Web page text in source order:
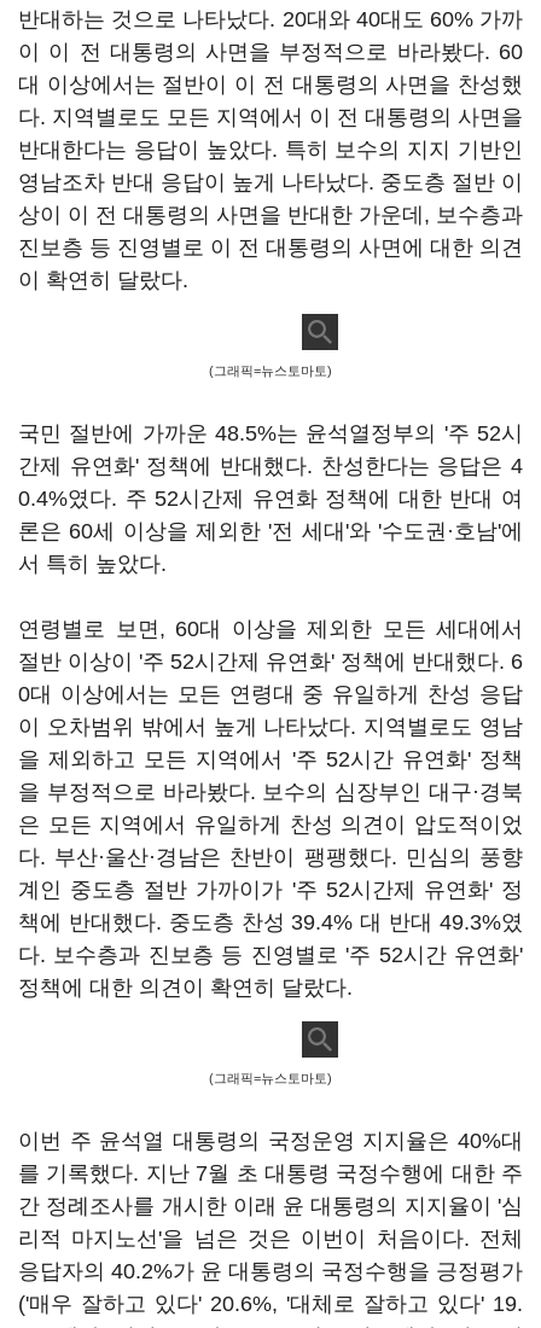
반대하는 것으로 나타났다. 20대와 40대도 60% 가까
이 이 전 대통령의 사면을 부정적으로 바라봤다. 60
대 이상에서는 절반이 이 전 대통령의 사면을 찬성했
다. 지역별로도 모든 지역에서 이 전 대통령의 사면을
반대한다는 응답이 높았다. 특히 보수의 지지 기반인
영남조차 반대 응답이 높게 나타났다. 중도층 절반 이
상이 이 전 대통령의 사면을 반대한 가운데, 보수층과
진보층 등 진영별로 이 전 대통령의 사면에 대한 의견
이 확연히 달랐다.
(그래픽=뉴스토마토)
국민 절반에 가까운 48.5%는 윤석열정부의 '주 52시
간제 유연화' 정책에 반대했다. 찬성한다는 응답은 4
0.4%였다. 주 52시간제 유연화 정책에 대한 반대 여
론은 60세 이상을 제외한 '전 세대'와 '수도권·호남'에
서 특히 높았다.
연령별로 보면, 60대 이상을 제외한 모든 세대에서
절반 이상이 '주 52시간제 유연화' 정책에 반대했다. 6
0대 이상에서는 모든 연령대 중 유일하게 찬성 응답
이 오차범위 밖에서 높게 나타났다. 지역별로도 영남
을 제외하고 모든 지역에서 '주 52시간 유연화' 정책
을 부정적으로 바라봤다. 보수의 심장부인 대구·경북
은 모든 지역에서 유일하게 찬성 의견이 압도적이었
다. 부산·울산·경남은 찬반이 팽팽했다. 민심의 풍향
계인 중도층 절반 가까이가 '주 52시간제 유연화' 정
책에 반대했다. 중도층 찬성 39.4% 대 반대 49.3%였
다. 보수층과 진보층 등 진영별로 '주 52시간 유연화'
정책에 대한 의견이 확연히 달랐다.
(그래픽=뉴스토마토)
이번 주 윤석열 대통령의 국정운영 지지율은 40%대
를 기록했다. 지난 7월 초 대통령 국정수행에 대한 주
간 정례조사를 개시한 이래 윤 대통령의 지지율이 '심
리적 마지노선'을 넘은 것은 이번이 처음이다. 전체
응답자의 40.2%가 윤 대통령의 국정수행을 긍정평가
('매우 잘하고 있다' 20.6%, '대체로 잘하고 있다' 19.